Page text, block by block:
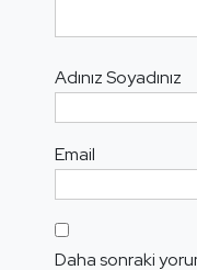
Adınız Soyadınız
Email
Daha sonraki